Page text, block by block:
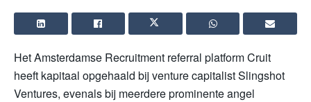
Het Amsterdamse Recruitment referral platform Cruit
heeft kapitaal opgehaald bij venture capitalist Slingshot
Ventures, evenals bij meerdere prominente angel